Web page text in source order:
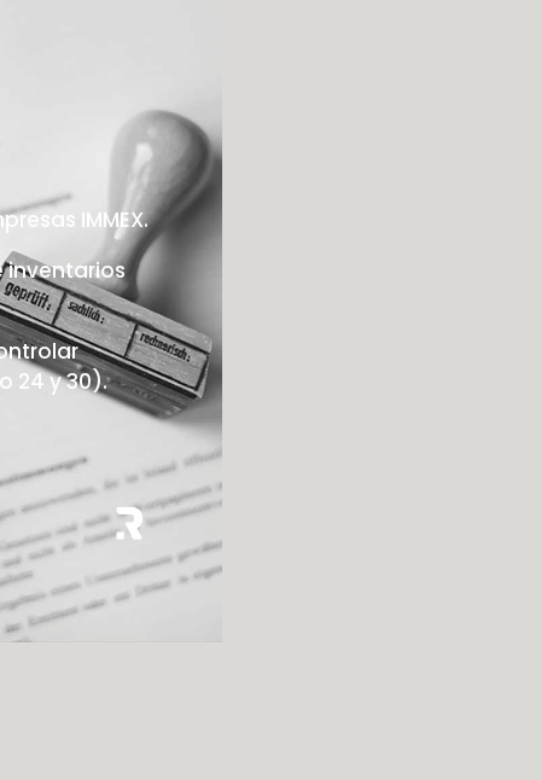
IMMEX.
inventarios
24 y 30).